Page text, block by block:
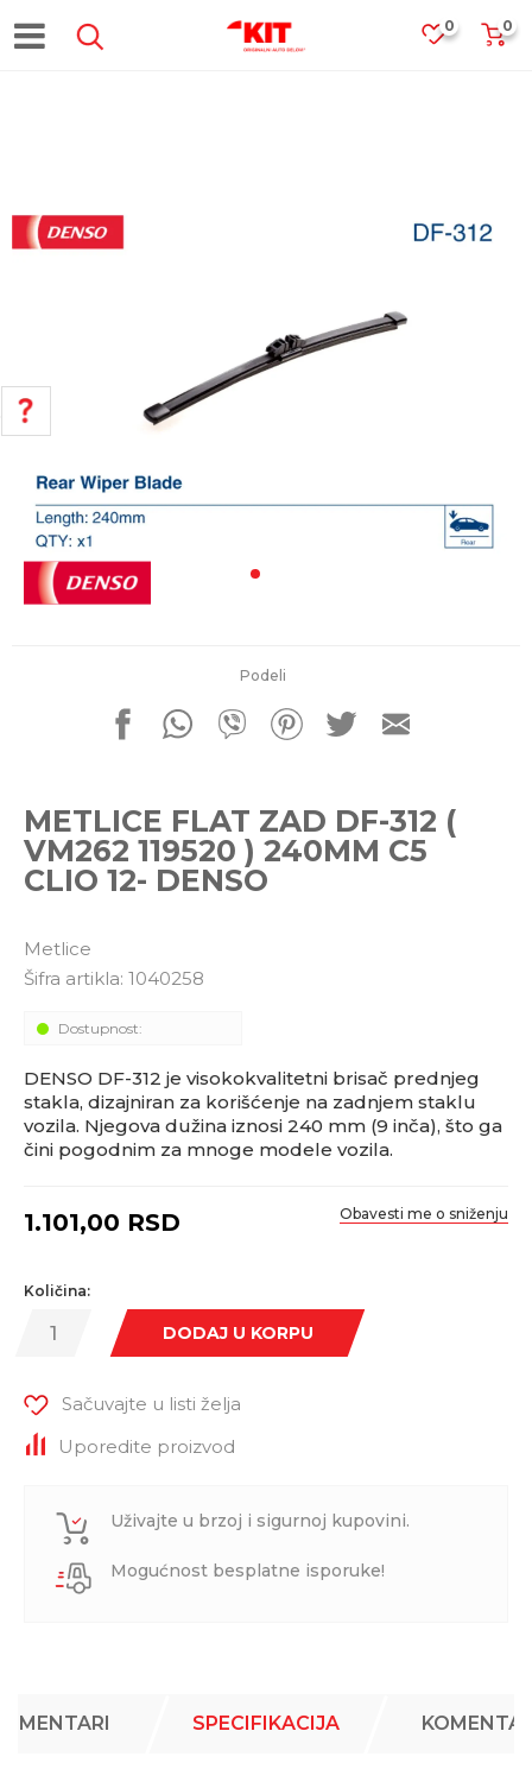
0
0
Podeli
METLICE FLAT ZAD DF-312 (
VM262 119520 ) 240MM C5
CLIO 12- DENSO
Metlice
Šifra artikla: 1040258
Dostupnost:
DENSO DF-312 je visokokvalitetni brisač prednjeg
stakla, dizajniran za korišćenje na zadnjem staklu
vozila. Njegova dužina iznosi 240 mm (9 inča), što ga
čini pogodnim za mnoge modele vozila.
1.101,00 RSD Obavesti me o sniženju
Količina:
DODAJ U KORPU
Sačuvajte u listi želja
Uporedite proizvod
Uživajte u brzoj i sigurnoj kupovini.
Mogućnost besplatne isporuke!
Za više informacija, pomoć i
011 4427900
Radno vreme
Pišite nam
office@kitcommerce.rs
SPECIFIKACIJA